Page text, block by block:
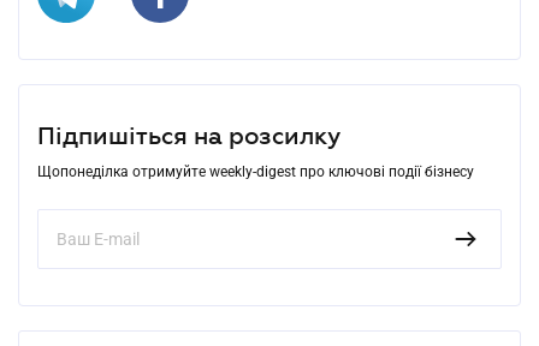
Підпишіться на розсилку
Щопонеділка отримуйте weekly-digest про ключові події бізнесу